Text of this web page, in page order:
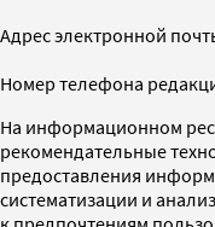
Адрес электронной
Номер телефона
На информационном
рекомендательные
предоставления
систематизации и